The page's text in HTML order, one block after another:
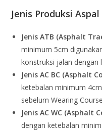
Jenis Produksi
Jenis ATB (Asphalt
minimum 5cm
konstruksi jalan dengan
Jenis AC BC (Asphalt
ketebalan minimum
sebelum Wearing
Jenis AC WC (Asphalt
dengan ketebalan